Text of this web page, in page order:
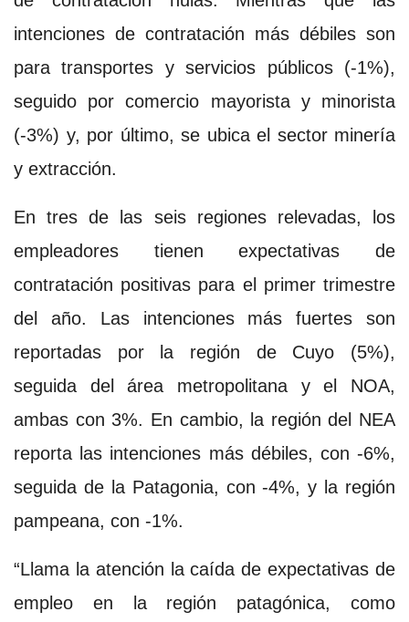
intenciones de contratación más débiles son
para transportes y servicios públicos (-1%),
seguido por comercio mayorista y minorista
(-3%) y, por último, se ubica el sector minería
y extracción.
En tres de las seis regiones relevadas, los
empleadores tienen expectativas de
contratación positivas para el primer trimestre
del año. Las intenciones más fuertes son
reportadas por la región de Cuyo (5%),
seguida del área metropolitana y el NOA,
ambas con 3%. En cambio, la región del NEA
reporta las intenciones más débiles, con -6%,
seguida de la Patagonia, con -4%, y la región
pampeana, con -1%.
“Llama la atención la caída de expectativas de
empleo en la región patagónica, como